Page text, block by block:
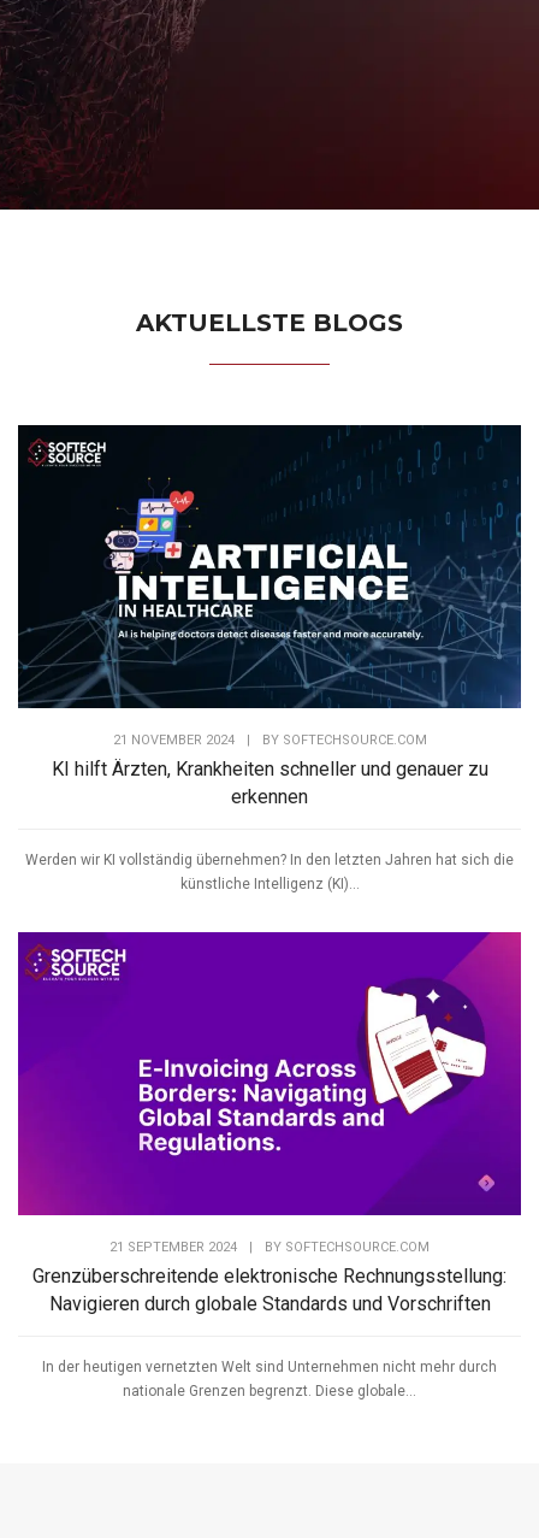
AKTUELLSTE BLOGS
21 NOVEMBER 2024 | BY SOFTECHSOURCE.COM
KI hilft Ärzten, Krankheiten schneller und genauer zu
erkennen
Werden wir KI vollständig übernehmen? In den letzten Jahren hat sich die
künstliche Intelligenz (KI)...
21 SEPTEMBER 2024 | BY SOFTECHSOURCE.COM
Grenzüberschreitende elektronische Rechnungsstellung:
Navigieren durch globale Standards und Vorschriften
In der heutigen vernetzten Welt sind Unternehmen nicht mehr durch
nationale Grenzen begrenzt. Diese globale...